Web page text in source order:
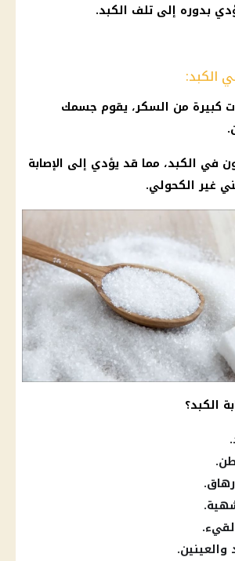
بدوره إلى تلف الكبد.
الكبد:
كبيرة من السكر، يقوم جسمك
في الكبد، مما قد يؤدي إلى الإصابة
غير الكحولي.
الكبد؟
والعينين.